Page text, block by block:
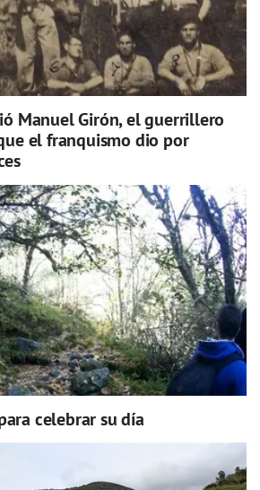
Manuel Girón, el guerrillero
el franquismo dio por
celebrar su día